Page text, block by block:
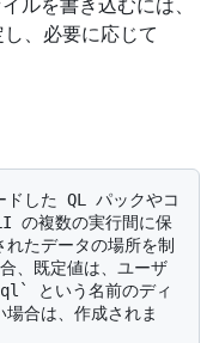
し、必要に応じて
の複数の実行間に保
たデータの場所を制
、既定値は、ユーザ
という名前のディ
合は、作成されま